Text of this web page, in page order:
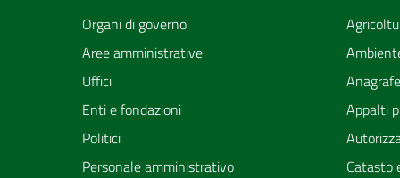
Organi di governo
Aree amministrative
Uffici
Enti e fondazioni
Politici
Personale amministrativo
Appalti
Catasto